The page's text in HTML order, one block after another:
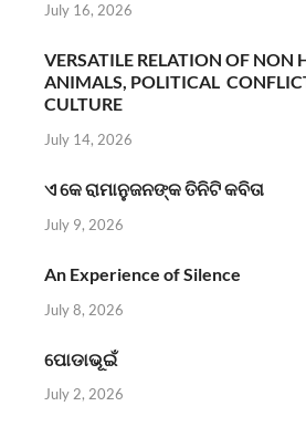
July 16, 2026
VERSATILE RELATION OF NON
ANIMALS, POLITICAL
CULTURE
July 14, 2026
ଏ କେ ରାମାନୁଜନଙ୍କ ତିନିଟି କବିତା
July 9, 2026
An Experience of Silence
July 8, 2026
ପୋଡାଭୂଇଁ
July 2, 2026